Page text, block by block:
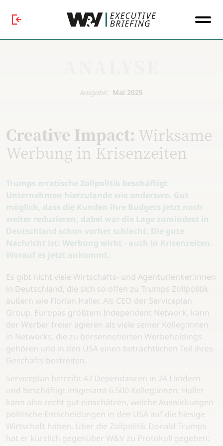
Ausgabe: Mai 2025
Creative Impact: Wirksame
Werbung in Krisenzeiten
Trumps erratische Zollpolitik beschäftigt
Unternehmen hierzulande wie anderswo. Gut
möglich, dass die Kunden ihre Budgets jetzt noch
weiter reduzieren; dabei war die Lage zumindest in
Deutschland schon vorher schlecht. Die gute
Nachricht ist: Werbung wirkt - auch in Krisenzeiten.
Worauf es jetzt ankommt.
Es gibt nicht viele Wirtschafts- und Agenturlenker:innen
in Deutschland, die sich so offen zu Trumps Zollpolitik
äußern wie Florian Haller. Als CEO der Serviceplan
Group, Europas größtem Independent Network, kann
der Werber freier agieren als viele seiner Kolleg:innen
in Networks, die zu börsennotierten Werbeholdings
gehören und in den USA einen beträchtlichen Teil ihres
Geschäfts bestreiten.
Serviceplan betreibt 42 Dependancen in 24 Ländern
und beschäftigt insgesamt 6.500 Kolleg:innen. Haller
kann also recht gut einschätzen, welche Auswirkungen
politische Entscheidungen in den USA auf die hiesige
Wirtschaft haben. Über die Zollpolitik Donald Trumps
hat er kürzlich gegenüber W&V zu Protokoll gegeben: